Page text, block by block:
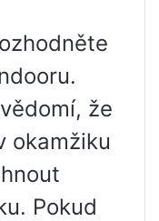
že
okamžiku
Pokud